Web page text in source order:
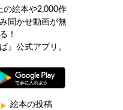
の絵本や2,000作
聞かせ動画が無
！
』公式アプリ。
絵本の投稿